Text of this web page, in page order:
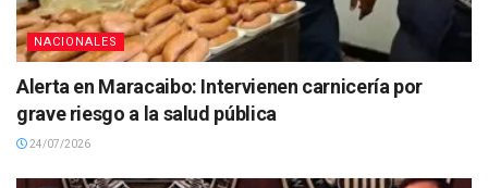
NACIONALES
Alerta en Maracaibo: Intervienen carnicería por
grave riesgo a la salud pública
24/07/2026